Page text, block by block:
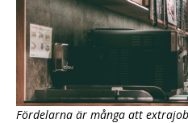
Fördelarna är många att